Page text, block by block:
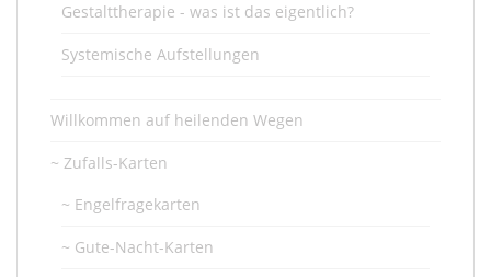
Gestalttherapie - was ist das eigentlich?
Systemische Aufstellungen
Willkommen auf heilenden Wegen
~ Zufalls-Karten
~ Engelfragekarten
~ Gute-Nacht-Karten